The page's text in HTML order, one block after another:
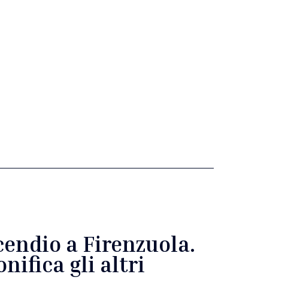
a Firenzuola.
gli altri